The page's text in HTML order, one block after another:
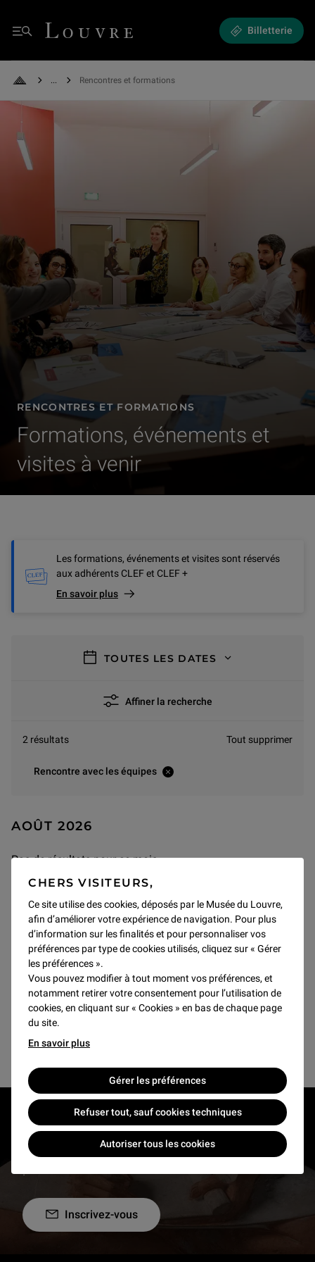
CHERS VISITEURS,
Ce site utilise des cookies, déposés par le Musée du Louvre,
afin d’améliorer votre expérience de navigation. Pour plus
d’information sur les finalités et pour personnaliser vos
préférences par type de cookies utilisés, cliquez sur « Gérer
les préférences ».
Vous pouvez modifier à tout moment vos préférences, et
notamment retirer votre consentement pour l’utilisation de
cookies, en cliquant sur « Cookies » en bas de chaque page
du site.
En savoir plus
Gérer les préférences
Refuser tout, sauf cookies techniques
Autoriser tous les cookies
Menu
Louvre - Retour à l'accueil Billetterie
Retour à l'accueil
See all breadcrumbs
Rencontres et formations
Formation dans une des salles du "Studio", réservées aux groupes et
RENCONTRES ET FORMATIONS
Formations, événements et
visites à venir
Les formations, événements et visites sont réservés
aux adhérents CLEF et CLEF +
En savoir plus
TOUTES LES DATES
Affiner la recherche
2 résultats Tout supprimer
Rencontre avec les équipes
AOÛT 2026
Pas de résultats pour ce mois
SEPTEMBRE 2026
Pas de résultats pour ce mois
RESTONS EN CONTACT
Recevez des nouvelles du Louvre selon vos goûts
!
Inscrivez-vous